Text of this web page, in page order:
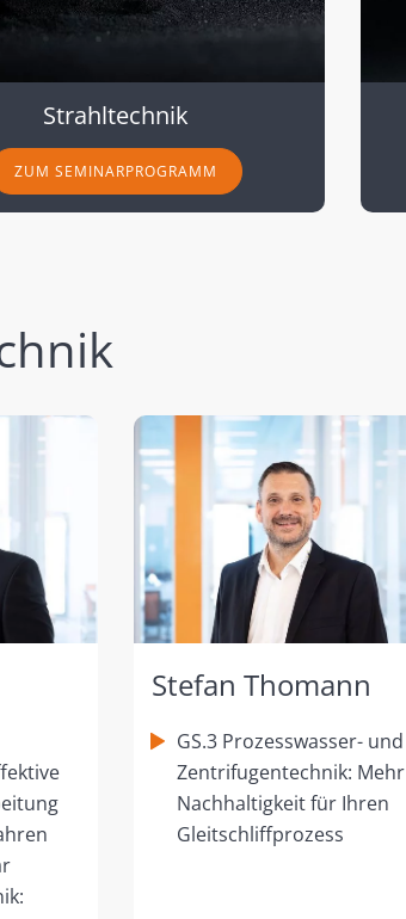
Strahltechnik
ZUM SEMINARPROGRAMM
Stefan Thomann
GS.3 Prozesswasser- und
Zentrifugentechnik: Mehr
Nachhaltigkeit für Ihren
Gleitschliffprozess